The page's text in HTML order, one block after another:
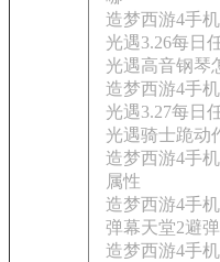
造梦西游4手
光遇3.26每日
光遇高音钢琴
造梦西游4手
光遇3.27每日
光遇骑士跪动
造梦西游4手
属性
造梦西游4手
弹幕天堂2避
造梦西游4手